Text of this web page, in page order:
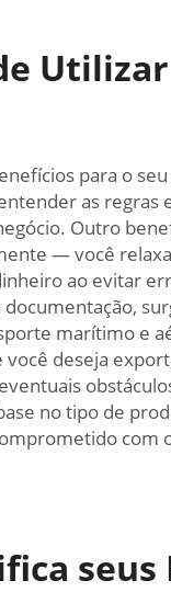
para o
as regras
Outro
— você
ao evitar
marítimo e
deseja
no tipo de